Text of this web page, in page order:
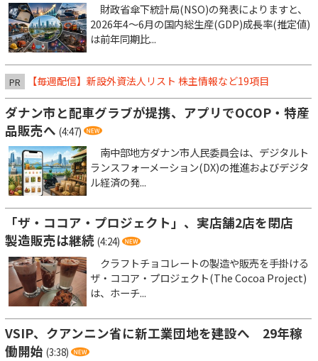
財政省傘下統計局(NSO)の発表によりますと、
2026年4～6月の国内総生産(GDP)成長率(推定値)
は前年同期比...
PR 【毎週配信】新設外資法人リスト 株主情報など19項目
ダナン市と配車グラブが提携、アプリでOCOP・特産
品販売へ (4:47)
南中部地方ダナン市人民委員会は、デジタルト
ランスフォーメーション(DX)の推進およびデジタ
ル経済の発...
「ザ・ココア・プロジェクト」、実店舗2店を閉店
製造販売は継続 (4:24)
クラフトチョコレートの製造や販売を手掛ける
ザ・ココア・プロジェクト(The Cocoa Project)
は、ホーチ...
VSIP、クアンニン省に新工業団地を建設へ 29年稼
働開始 (3:38)